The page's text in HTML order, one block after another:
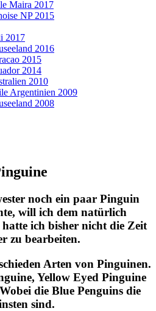
Maira 2017
NP 2015
2017
2016
2015
2014
2010
Argentinien 2009
2008
noch ein paar Pinguin
will ich dem natürlich
ich bisher nicht die Zeit
zu bearbeiten.
Arten von Pinguinen.
Yellow Eyed Pinguine
die Blue Penguins die
sind.